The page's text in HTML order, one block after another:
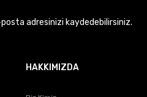
adresinizi kaydedebilirsiniz.
HAKKIMIZDA